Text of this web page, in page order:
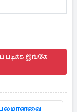
படிக்க இங்கே